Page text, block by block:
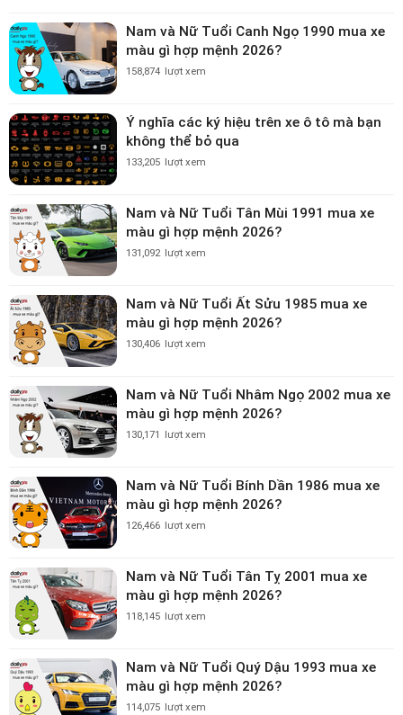
Nam và Nữ Tuổi Canh Ngọ 1990 mua xe
màu gì hợp mệnh 2026?
158,874 lượt xem
Ý nghĩa các ký hiệu trên xe ô tô mà bạn
không thể bỏ qua
133,205 lượt xem
Nam và Nữ Tuổi Tân Mùi 1991 mua xe
màu gì hợp mệnh 2026?
131,092 lượt xem
Nam và Nữ Tuổi Ất Sửu 1985 mua xe
màu gì hợp mệnh 2026?
130,406 lượt xem
Nam và Nữ Tuổi Nhâm Ngọ 2002 mua xe
màu gì hợp mệnh 2026?
130,171 lượt xem
Nam và Nữ Tuổi Bính Dần 1986 mua xe
màu gì hợp mệnh 2026?
126,466 lượt xem
Nam và Nữ Tuổi Tân Tỵ 2001 mua xe
màu gì hợp mệnh 2026?
118,145 lượt xem
Nam và Nữ Tuổi Quý Dậu 1993 mua xe
màu gì hợp mệnh 2026?
114,075 lượt xem